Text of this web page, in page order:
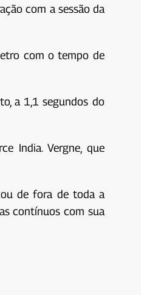
com a sessão da
com o tempo de
a 1,1 segundos do
India. Vergne, que
de fora de toda a
contínuos com sua